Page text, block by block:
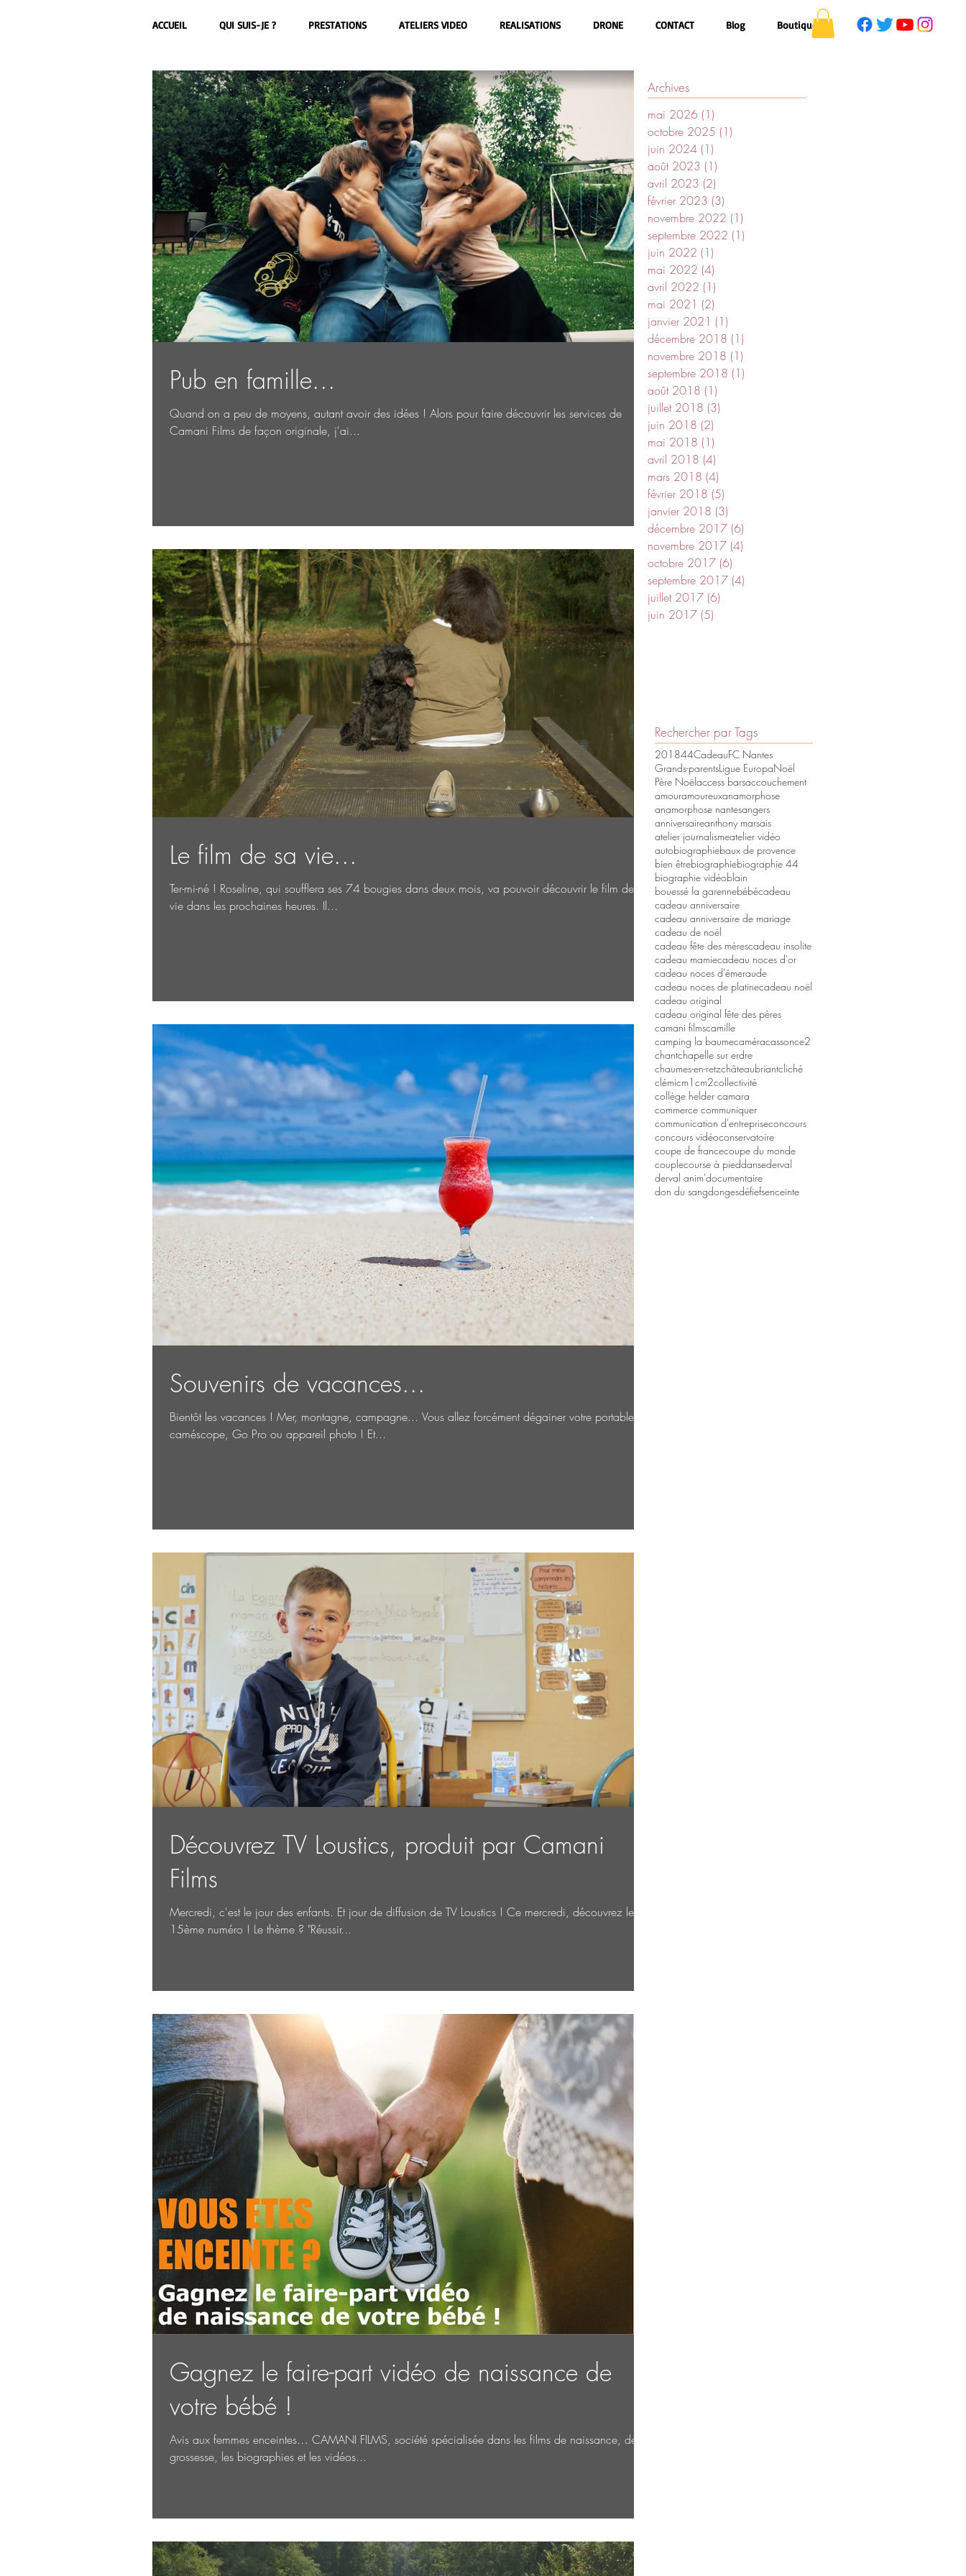
ACCUEIL QUI SUIS-JE ? PRESTATIONS ATELIERS VIDEO REALISATIONS DRONE CONTACT Blog Boutique
Pub en famille...
Quand on a peu de moyens, autant avoir des idées ! Alors pour faire découvrir les services de
Camani Films de façon originale, j'ai...
Le film de sa vie...
Ter-mi-né ! Roseline, qui soufflera ses 74 bougies dans deux mois, va pouvoir découvrir le film de sa
vie dans les prochaines heures. Il...
Souvenirs de vacances...
Bientôt les vacances ! Mer, montagne, campagne... Vous allez forcément dégainer votre portable,
caméscope, Go Pro ou appareil photo ! Et...
Découvrez TV Loustics, produit par Camani
Films
Mercredi, c'est le jour des enfants. Et jour de diffusion de TV Loustics ! Ce mercredi, découvrez le
15ème numéro ! Le thème ? "Réussir...
Gagnez le faire-part vidéo de naissance de
votre bébé !
Avis aux femmes enceintes… CAMANI FILMS, société spécialisée dans les films de naissance, de
grossesse, les biographies et les vidéos...
Archives
mai 2026 (1)
octobre 2025 (1)
juin 2024 (1)
août 2023 (1)
avril 2023 (2)
février 2023 (3)
novembre 2022 (1)
septembre 2022 (1)
juin 2022 (1)
mai 2022 (4)
avril 2022 (1)
mai 2021 (2)
janvier 2021 (1)
décembre 2018 (1)
novembre 2018 (1)
septembre 2018 (1)
août 2018 (1)
juillet 2018 (3)
juin 2018 (2)
mai 2018 (1)
avril 2018 (4)
mars 2018 (4)
février 2018 (5)
janvier 2018 (3)
décembre 2017 (6)
novembre 2017 (4)
octobre 2017 (6)
septembre 2017 (4)
juillet 2017 (6)
juin 2017 (5)
Rechercher par Tags
201844CadeauFC Nantes
Grands-parentsLigue EuropaNoël
Père Noëlaccess barsaccouchement
amouramoureuxanamorphose
anamorphose nantesangers
anniversaireanthony marsais
atelier journalismeatelier vidéo
autobiographiebaux de provence
bien êtrebiographiebiographie 44
biographie vidéoblain
bouessé la garennebébécadeau
cadeau anniversaire
cadeau anniversaire de mariage
cadeau de noël
cadeau fête des mèrescadeau insolite
cadeau mamiecadeau noces d'or
cadeau noces d'émeraude
cadeau noces de platinecadeau noël
cadeau original
cadeau original fête des pères
camani filmscamille
camping la baumecaméracassonce2
chantchapelle sur erdre
chaumes-en-retzchâteaubriantcliché
clémicm1 cm2collectivité
collège helder camara
commerce communiquer
communication d'entrepriseconcours
concours vidéoconservatoire
coupe de francecoupe du monde
couplecourse à pieddansederval
derval anim'documentaire
don du sangdongesdéfiefsenceinte